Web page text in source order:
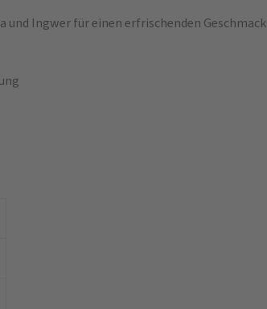
Ingwer für einen erfrischenden Geschmack